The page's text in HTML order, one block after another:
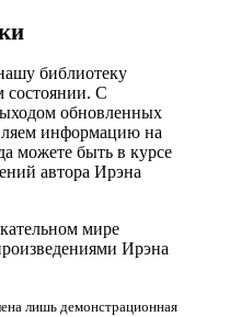
библиотеку
состоянии. С
обновленных
информацию на
можете быть в курсе
автора Ирэна
мире
Ирэна
лишь демонстрационная